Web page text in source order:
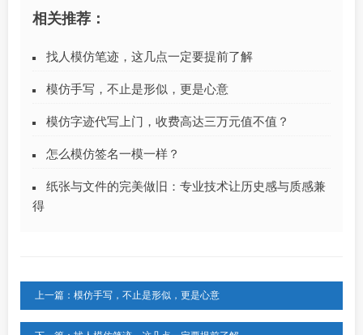
相关推荐：
找人模仿笔迹，这几点一定要提前了解
模仿手写，不止是形似，更是心意
模仿字迹代写上门，收费高达三万元值不值？
怎么模仿签名一模一样？
纸张与文件的完美做旧：专业技术让历史感与质感兼
得
上一篇：模仿手写，不止是形似，更是心意